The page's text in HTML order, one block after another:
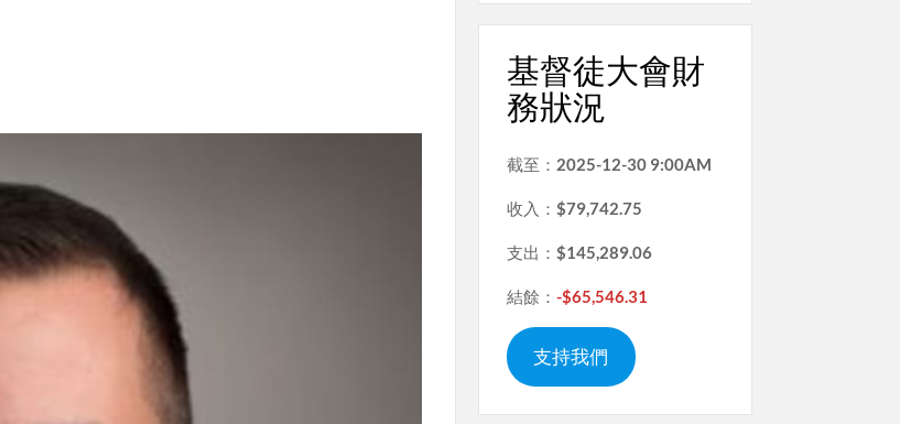
基督徒大會財
務狀況
截至： 2025-12-30 9:00AM
收入： $79,742.75
支出： $145,289.06
結餘： -$65,546.31
支持我們